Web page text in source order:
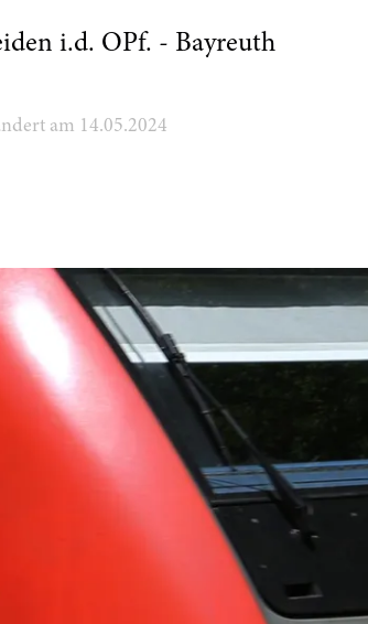
i.d. OPf. - Bayreuth
am 14.05.2024